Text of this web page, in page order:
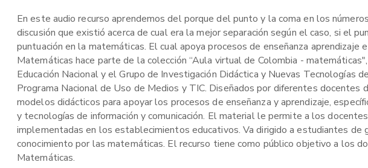
En este audio recurso aprendemos del porque del punto y la coma en los
discusión que existió acerca de cual era la mejor separación según el caso, si el
puntuación en la matemáticas. El cual apoya procesos de enseñanza
Matemáticas hace parte de la colección “Aula virtual de Colombia -
Educación Nacional y el Grupo de Investigación Didáctica y Nuevas Tecnologías
Programa Nacional de Uso de Medios y TIC. Diseñados por diferentes docentes
modelos didácticos para apoyar los procesos de enseñanza y aprendizaje,
y tecnologías de información y comunicación. El material le permite a los
implementadas en los establecimientos educativos. Va dirigido a estudiantes de
conocimiento por las matemáticas. El recurso tiene como público objetivo a los
Matemáticas.